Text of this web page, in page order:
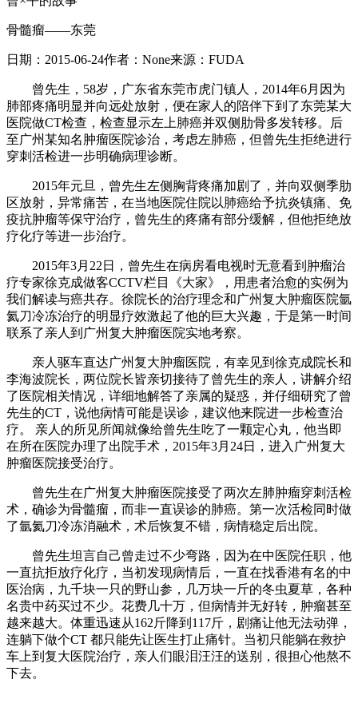
骨髓瘤——东莞
日期： 2015-06-24作者： None来源： FUDA
曾先生，58岁，广东省东莞市虎门镇人，2014年6月因为
肺部疼痛明显并向远处放射，便在家人的陪伴下到了东莞某大
医院做CT检查，检查显示左上肺癌并双侧肋骨多发转移。后
至广州某知名肿瘤医院诊治，考虑左肺癌，但曾先生拒绝进行
穿刺活检进一步明确病理诊断。
2015年元旦，曾先生左侧胸背疼痛加剧了，并向双侧季肋
区放射，异常痛苦，在当地医院住院以肺癌给予抗炎镇痛、免
疫抗肿瘤等保守治疗，曾先生的疼痛有部分缓解，但他拒绝放
疗化疗等进一步治疗。
2015年3月22日，曾先生在病房看电视时无意看到肿瘤治
疗专家徐克成做客CCTV栏目《大家》，用患者治愈的实例为
我们解读与癌共存。徐院长的治疗理念和广州复大肿瘤医院氩
氦刀冷冻治疗的明显疗效激起了他的巨大兴趣，于是第一时间
联系了亲人到广州复大肿瘤医院实地考察。
亲人驱车直达广州复大肿瘤医院，有幸见到徐克成院长和
李海波院长，两位院长皆亲切接待了曾先生的亲人，讲解介绍
了医院相关情况，详细地解答了亲属的疑惑，并仔细研究了曾
先生的CT，说他病情可能是误诊，建议他来院进一步检查治
疗。 亲人的所见所闻就像给曾先生吃了一颗定心丸，他当即
在所在医院办理了出院手术，2015年3月24日，进入广州复大
肿瘤医院接受治疗。
曾先生在广州复大肿瘤医院接受了两次左肺肿瘤穿刺活检
术，确诊为骨髓瘤，而非一直误诊的肺癌。第一次活检同时做
了氩氦刀冷冻消融术，术后恢复不错，病情稳定后出院。
曾先生坦言自己曾走过不少弯路，因为在中医院任职，他
一直抗拒放疗化疗，当初发现病情后，一直在找香港有名的中
医治病，九千块一只的野山参，几万块一斤的冬虫夏草，各种
名贵中药买过不少。花费几十万，但病情并无好转，肿瘤甚至
越来越大。体重迅速从162斤降到117斤，剧痛让他无法动弹，
连躺下做个CT 都只能先让医生打止痛针。当初只能躺在救护
车上到复大医院治疗，亲人们眼泪汪汪的送别，很担心他熬不
下去。